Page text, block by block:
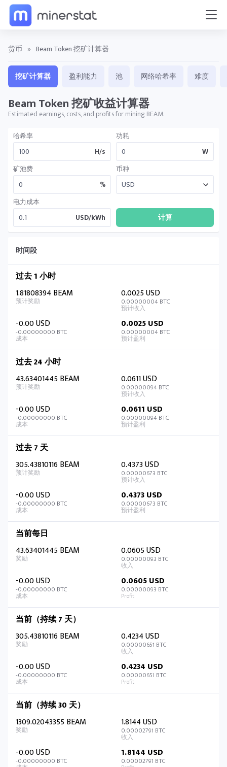
货币 » Beam Token 挖矿计算器
挖矿计算器 盈利能力 池 网络哈希率 难度
Beam Token 挖矿收益计算器
Estimated earnings, costs, and profits for mining BEAM.
哈希率
H/s
功耗
W
矿池费
%
币种
电力成本
USD/kWh
时间段
过去 1 小时
1.81808394 BEAM
0.0025 USD
0.00000004 BTC
-0.00 USD
-0.00000000 BTC
0.0025 USD
0.00000004 BTC
过去 24 小时
43.63401445 BEAM
0.0611 USD
0.00000094 BTC
-0.00 USD
-0.00000000 BTC
0.0611 USD
0.00000094 BTC
过去 7 天
305.43810116 BEAM
0.4373 USD
0.00000673 BTC
-0.00 USD
-0.00000000 BTC
0.4373 USD
0.00000673 BTC
当前每日
43.63401445 BEAM
0.0605 USD
0.00000093 BTC
-0.00 USD
-0.00000000 BTC
0.0605 USD
0.00000093 BTC
当前（持续 7 天）
305.43810116 BEAM
0.4234 USD
0.00000651 BTC
-0.00 USD
-0.00000000 BTC
0.4234 USD
0.00000651 BTC
当前（持续 30 天）
1309.02043355 BEAM
1.8144 USD
0.00002791 BTC
-0.00 USD
-0.00000000 BTC
1.8144 USD
0.00002791 BTC